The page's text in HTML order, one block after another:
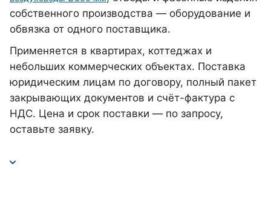
собственного производства — оборудование и
обвязка от одного поставщика.
Применяется в квартирах, коттеджах и
небольших коммерческих объектах. Поставка
юридическим лицам по договору, полный пакет
закрывающих документов и счёт-фактура с
НДС. Цена и срок поставки — по запросу,
оставьте заявку.